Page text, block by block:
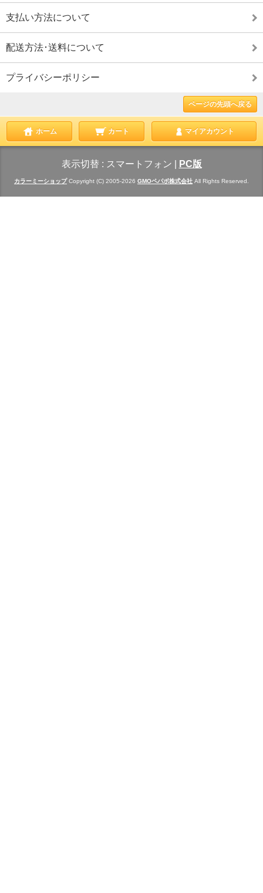
支払い方法について
配送方法･送料について
プライバシーポリシー
ページの先頭へ戻る
ホーム カート マイアカウント
表示切替 : スマートフォン PC版
カラーミーショップCopyright (C) 2005-2026 GMOペパボ株式会社 All Rights Reserved.